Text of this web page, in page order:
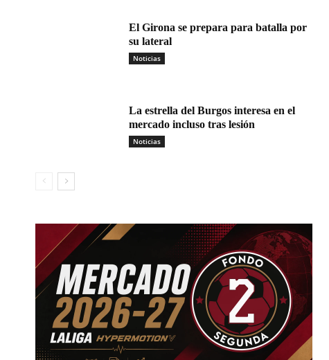
El Girona se prepara para batalla por
su lateral
Noticias
La estrella del Burgos interesa en el
mercado incluso tras lesión
Noticias